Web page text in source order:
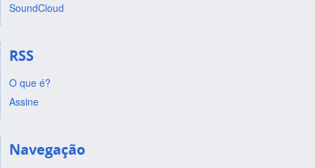
SoundCloud
RSS
O que é?
Assine
Navegação